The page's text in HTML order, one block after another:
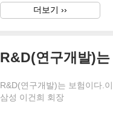
더보기 ››
R&D(연구개발)는 보험이다.
삼성 이건희 회장